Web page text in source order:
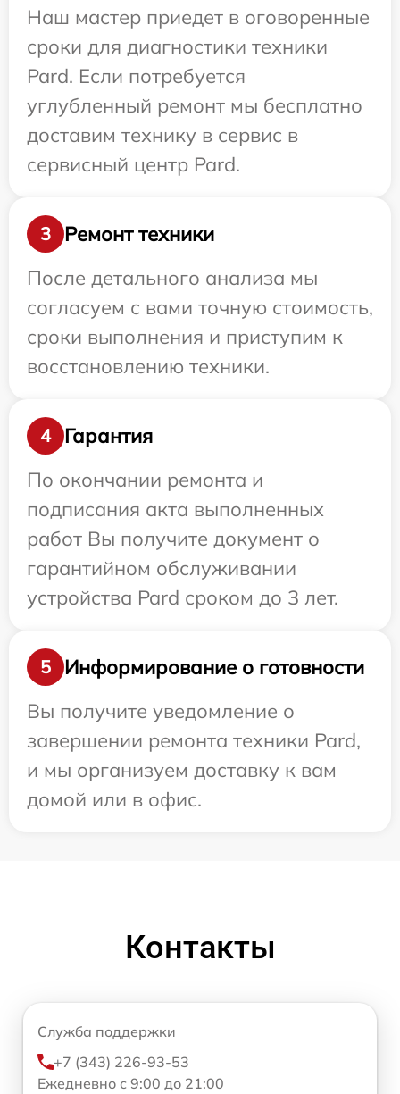
Наш мастер приедет в оговоренные
сроки для диагностики техники
Pard. Если потребуется
углубленный ремонт мы бесплатно
доставим технику в сервис в
сервисный центр Pard.
3
Ремонт техники
После детального анализа мы
согласуем с вами точную стоимость,
сроки выполнения и приступим к
восстановлению техники.
4
Гарантия
По окончании ремонта и
подписания акта выполненных
работ Вы получите документ о
гарантийном обслуживании
устройства Pard сроком до 3 лет.
5
Информирование о готовности
Вы получите уведомление о
завершении ремонта техники Pard,
и мы организуем доставку к вам
домой или в офис.
Контакты
Служба поддержки
+7 (343) 226-93-53
Ежедневно с 9:00 до 21:00